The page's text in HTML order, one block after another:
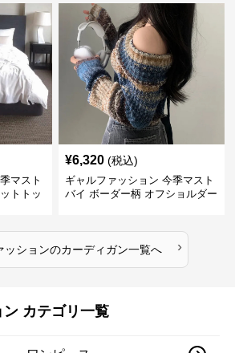
マスト
トトッ
¥6,320 (税込)
ギャルファッション 今季マスト
バイ ボーダー柄 オフショルダー
ッションのカーディガン一覧へ ›
カテゴリ一覧